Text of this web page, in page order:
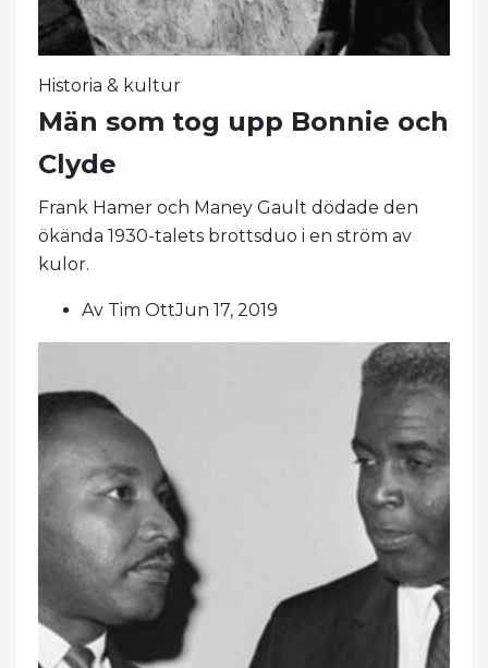
Historia & kultur
Män som tog upp Bonnie och
Clyde
Frank Hamer och Maney Gault dödade den
ökända 1930-talets brottsduo i en ström av
kulor.
Av Tim OttJun 17, 2019